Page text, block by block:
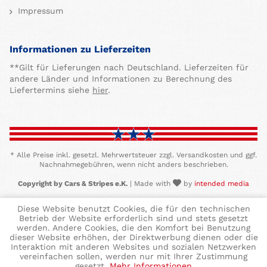
Impressum
Informationen zu Lieferzeiten
**Gilt für Lieferungen nach Deutschland. Lieferzeiten für
andere Länder und Informationen zu Berechnung des
Liefertermins siehe hier.
* Alle Preise inkl. gesetzl. Mehrwertsteuer zzgl. Versandkosten und ggf.
Nachnahmegebühren, wenn nicht anders beschrieben.
Copyright by Cars & Stripes e.K. | Made with by intended media
Diese Website benutzt Cookies, die für den technischen
Betrieb der Website erforderlich sind und stets gesetzt
werden. Andere Cookies, die den Komfort bei Benutzung
dieser Website erhöhen, der Direktwerbung dienen oder die
Interaktion mit anderen Websites und sozialen Netzwerken
vereinfachen sollen, werden nur mit Ihrer Zustimmung